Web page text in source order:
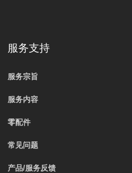
服务支持
服务宗旨
服务内容
零配件
常见问题
产品/服务反馈